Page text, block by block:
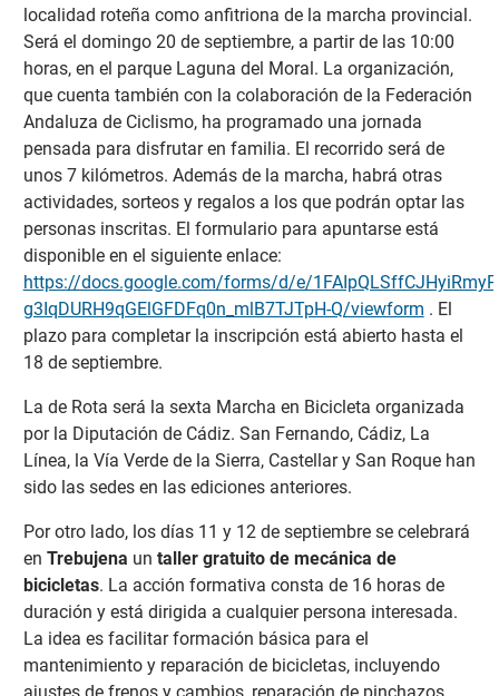
localidad roteña como anfitriona de la marcha provincial.
Será el domingo 20 de septiembre, a partir de las 10:00
horas, en el parque Laguna del Moral. La organización,
que cuenta también con la colaboración de la Federación
Andaluza de Ciclismo, ha programado una jornada
pensada para disfrutar en familia. El recorrido será de
unos 7 kilómetros. Además de la marcha, habrá otras
actividades, sorteos y regalos a los que podrán optar las
personas inscritas. El formulario para apuntarse está
disponible en el siguiente enlace:
https://docs.google.com/forms/d/e/
g3IqDURH9qGElGFDFq0n_mlB7TJTpH-Q/viewform . El
plazo para completar la inscripción está abierto hasta el
18 de septiembre.
La de Rota será la sexta Marcha en Bicicleta organizada
por la Diputación de Cádiz. San Fernando, Cádiz, La
Línea, la Vía Verde de la Sierra, Castellar y San Roque han
sido las sedes en las ediciones anteriores.
Por otro lado, los días 11 y 12 de septiembre se celebrará
en Trebujena un taller gratuito de mecánica de
bicicletas. La acción formativa consta de 16 horas de
duración y está dirigida a cualquier persona interesada.
La idea es facilitar formación básica para el
mantenimiento y reparación de bicicletas, incluyendo